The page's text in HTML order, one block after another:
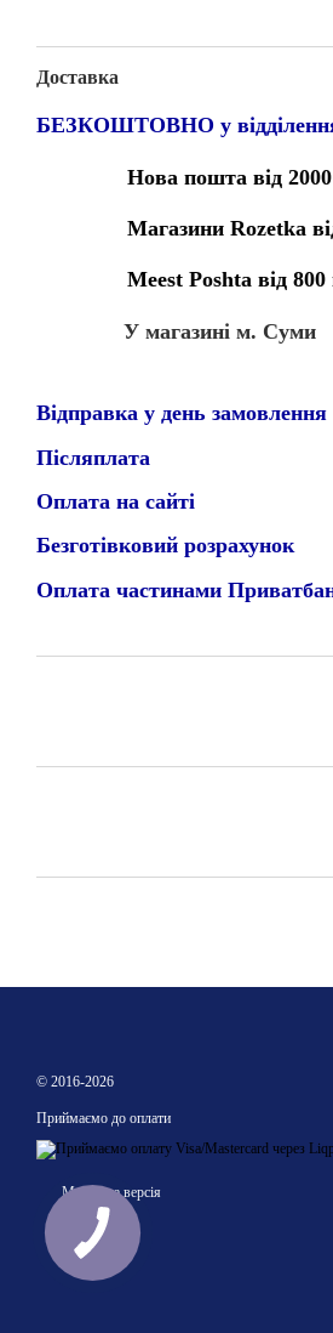
Доставка
БЕЗКОШТОВНО у
Нова пошта від
Магазини Rozetka
Meest Poshta від 800
У магазині м. Суми
Відправка у день замовлення
Післяплата
Оплата на сайті
Безготівковий розрахунок
Оплата частинами
© 2016-2026
Приймаємо до оплати
Мобільна версія